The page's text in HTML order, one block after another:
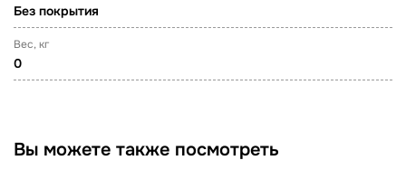
Без покрытия
Вес, кг
0
Вы можете также посмотреть